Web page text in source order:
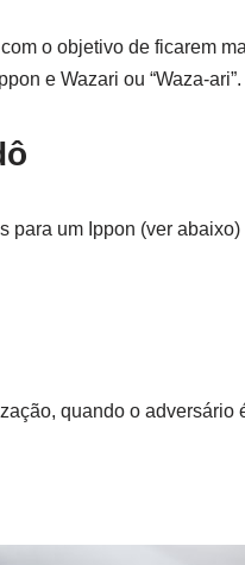
o objetivo de ficarem
e Wazari ou “Waza-ari”.
um Ippon (ver
quando o